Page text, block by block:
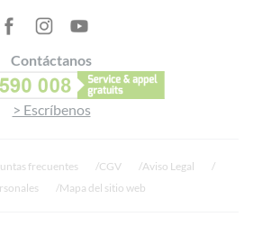
Contáctanos
> Escríbenos
frecuentes CGV
Aviso Legal
Mapa del sitio web